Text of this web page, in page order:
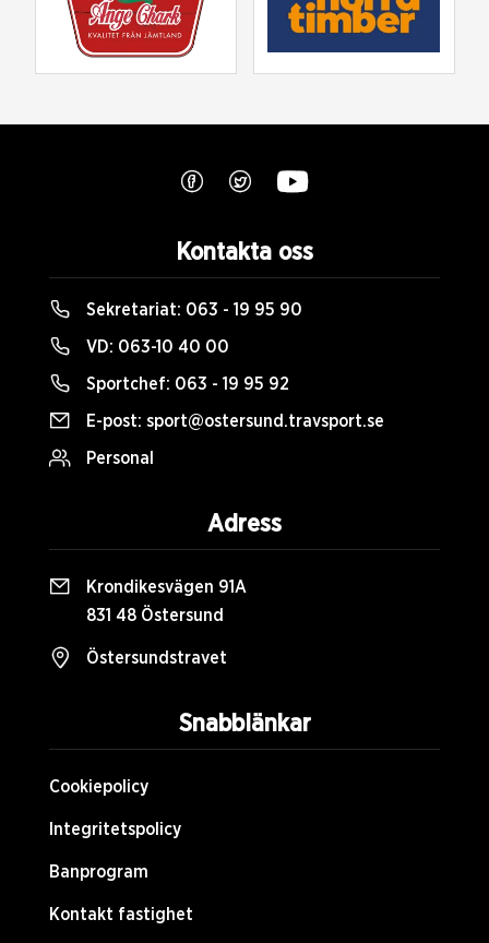
Snabblänkar
Cookiepolicy
Integritetspolicy
Banprogram
Kontakt fastighet
Kontakta oss
Sekretariat: 063 - 19 95 90
VD: 063-10 40 00
Sportchef: 063 - 19 95 92
E-post: sport@ostersund.travsport.se
Personal
Adress
Krondikesvägen 91A
831 48 Östersund
Östersundstravet